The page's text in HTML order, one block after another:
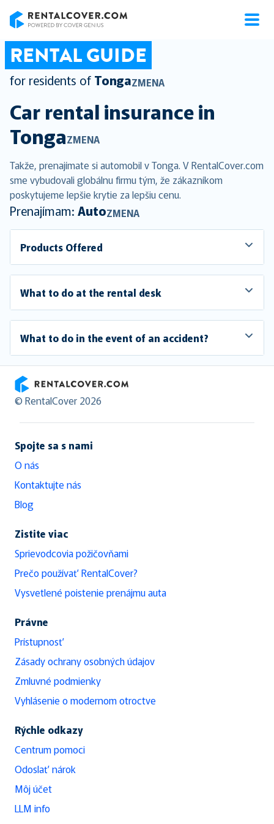
RENTAL GUIDE
for residents of TongaZMENA
Car rental insurance in
TongaZMENA
Takže, prenajímate si automobil v Tonga. V RentalCover.com
sme vybudovali globálnu firmu tým, že zákazníkom
poskytujeme lepšie krytie za lepšiu cenu.
Prenajímam: AutoZMENA
Products Offered
What to do at the rental desk
What to do in the event of an accident?
RentalCover
© RentalCover 2026
Spojte sa s nami
O nás
Kontaktujte nás
Blog
Zistite viac
Sprievodcovia požičovňami
Prečo používať RentalCover?
Vysvetlené poistenie prenájmu auta
Právne
Prístupnosť
Zásady ochrany osobných údajov
Zmluvné podmienky
Vyhlásenie o modernom otroctve
Rýchle odkazy
Centrum pomoci
Odoslať nárok
Môj účet
LLM info